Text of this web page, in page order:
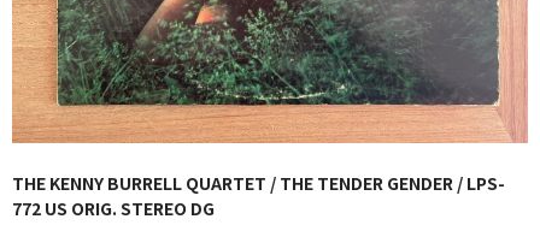
全商品
JAZZ-US
BLUE NOTE
JAZZ-EU
THE KENNY BURRELL QUARTET / THE TENDER GENDER / LPS-
772 US ORIG. STEREO DG